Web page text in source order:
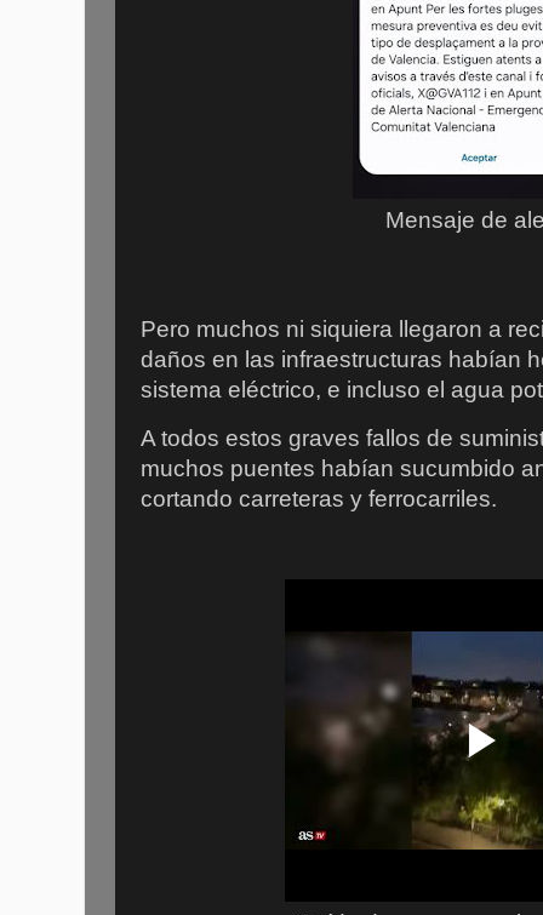
Mensaje de
Pero muchos ni siquiera llegaron a
daños en las infraestructuras habían
sistema eléctrico, e incluso el agua
A todos estos graves fallos de
muchos puentes habían sucumbido
cortando carreteras y ferrocarriles.